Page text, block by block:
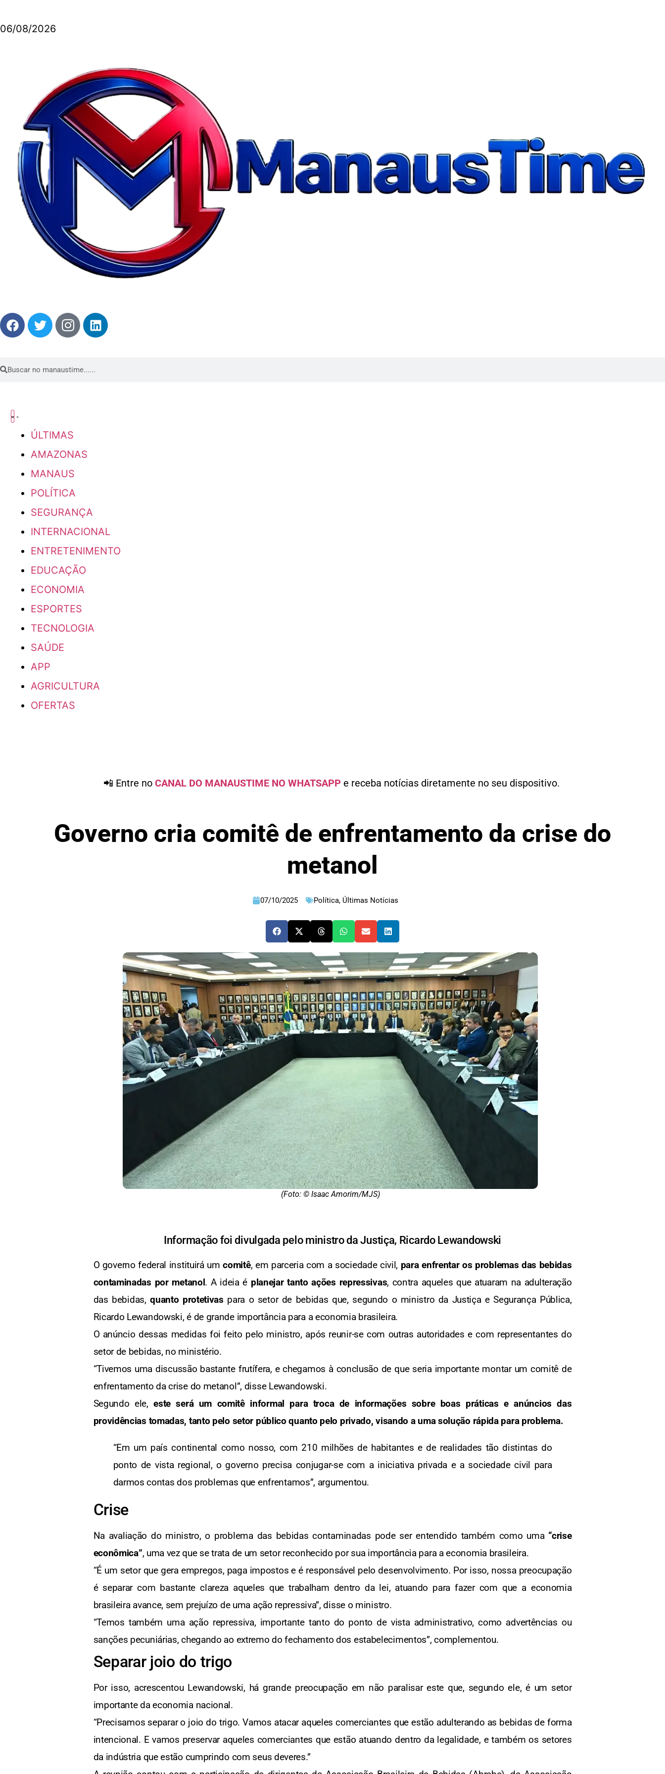
06/08/2026
ÚLTIMAS
AMAZONAS
MANAUS
POLÍTICA
SEGURANÇA
INTERNACIONAL
ENTRETENIMENTO
EDUCAÇÃO
ECONOMIA
ESPORTES
TECNOLOGIA
SAÚDE
APP
AGRICULTURA
OFERTAS
📲 Entre no CANAL DO MANAUSTIME NO WHATSAPP e receba notícias diretamente no seu dispositivo.
Governo cria comitê de enfrentamento da crise do
metanol
07/10/2025 Política, Últimas Notícias
(Foto: © Isaac Amorim/MJS)
Informação foi divulgada pelo ministro da Justiça, Ricardo Lewandowski
O governo federal instituirá umcomitê, em parceria com a sociedade civil, para enfrentar os problemas das bebidas
contaminadas por metanol. A ideia é planejar tanto ações repressivas, contra aqueles que atuaram na adulteração
das bebidas,quanto protetivas para o setor de bebidas que, segundo o ministro da Justiça e Segurança Pública,
Ricardo Lewandowski, é de grande importância para a economia brasileira.
O anúncio dessas medidas foi feito pelo ministro, após reunir-se com outras autoridades e com representantes do
setor de bebidas, no ministério.
“Tivemos uma discussão bastante frutífera, e chegamos à conclusão de que seria importante montar um comitê de
enfrentamento da crise do metanol”, disse Lewandowski.
Segundo ele,este será um comitê informal para troca de informações sobre boas práticas e anúncios das
providências tomadas, tanto pelo setor público quanto pelo privado, visando a uma solução rápida para problema.
“Em um país continental como nosso, com 210 milhões de habitantes e de realidades tão distintas do
ponto de vista regional, o governo precisa conjugar-se com a iniciativa privada e a sociedade civil para
darmos contas dos problemas que enfrentamos”, argumentou.
Crise
Na avaliação do ministro, o problema das bebidas contaminadas pode ser entendido também como uma “crise
econômica”, uma vez que se trata de um setor reconhecido por sua importância para a economia brasileira.
“É um setor que gera empregos, paga impostos e é responsável pelo desenvolvimento. Por isso, nossa preocupação
é separar com bastante clareza aqueles que trabalham dentro da lei, atuando para fazer com que a economia
brasileira avance, sem prejuízo de uma ação repressiva”, disse o ministro.
“Temos também uma ação repressiva, importante tanto do ponto de vista administrativo, como advertências ou
sanções pecuniárias, chegando ao extremo do fechamento dos estabelecimentos”, complementou.
Separar joio do trigo
Por isso, acrescentou Lewandowski, há grande preocupação em não paralisar este que, segundo ele, é um setor
importante da economia nacional.
“Precisamos separar o joio do trigo. Vamos atacar aqueles comerciantes que estão adulterando as bebidas de forma
intencional. E vamos preservar aqueles comerciantes que estão atuando dentro da legalidade, e também os setores
da indústria que estão cumprindo com seus deveres.”